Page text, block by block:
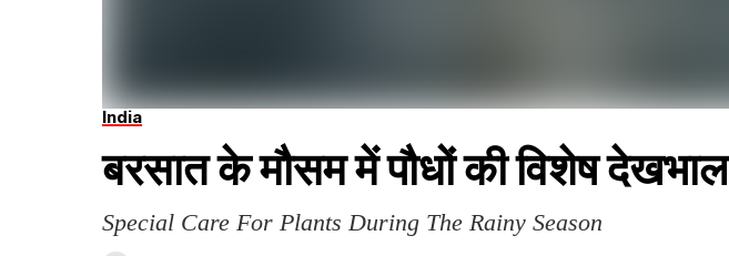
India
बरसात के मौसम में पौधों की विशेष देखभाल
Special Care For Plants During The Rainy Season